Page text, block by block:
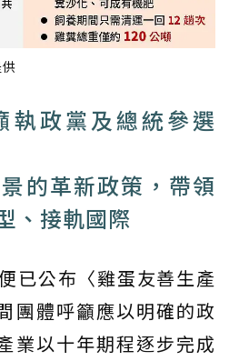
執政黨及總統參選
的革新政策，帶領
、接軌國際
已公布〈雞蛋友善生產
團體呼籲應以明確的政
業以十年期程逐步完成